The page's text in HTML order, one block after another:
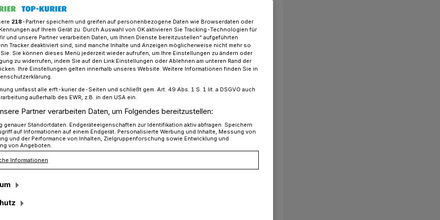
im Montanushof
Freunde und
die Koordinierende Covid-
von 9 bis 16 Uhr ein mobiles
Montanushof. Geimpft wird im
(Eingang Ostwall). Eine
erforderlich.
218-Partner speichern und greifen auf personenbezogene Daten wie Browserdaten oder
auf Ihrem Gerät zu. Durch Auswahl von OK aktivieren Sie Tracking-Technologien für
und unsere Partner verarbeiten Daten, um Ihnen Dienste bereitzustellen“ aufgeführten
Tracker deaktiviert sind, sind manche Inhalte und Anzeigen möglicherweise nicht mehr so
Sie können dieses Menü jederzeit wieder aufrufen, um Ihre Einstellungen zu ändern oder
zu widerrufen, indem Sie auf den Link Einstellungen oder Ablehnen am unteren Rand der
Ihre Einstellungen gelten innerhalb unseres Website. Weitere Informationen finden Sie in
umfasst alle erft-kurier.de-Seiten und schließt gem. Art. 49 Abs. 1 S. 1 lit. a DSGVO auch
außerhalb des EWR, z.B. in den USA ein.
Partner verarbeiten Daten, um Folgendes bereitzustellen:
genauer Standortdaten. Endgeräteeigenschaften zur Identifikation aktiv abfragen. Speichern
auf Informationen auf einem Endgerät. Personalisierte Werbung und Inhalte, Messung von
und der Performance von Inhalten, Zielgruppenforschung sowie Entwicklung und
von Angeboten.
Informationen